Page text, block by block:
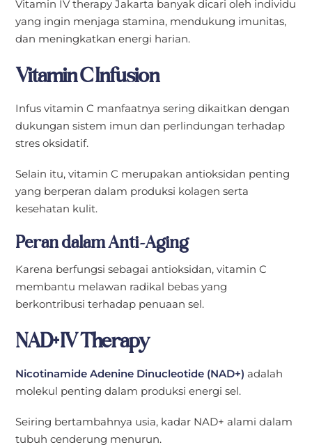
Vitamin IV therapy Jakarta banyak dicari oleh individu
yang ingin menjaga stamina, mendukung imunitas,
dan meningkatkan energi harian.
Vitamin C Infusion
Infus vitamin C manfaatnya sering dikaitkan dengan
dukungan sistem imun dan perlindungan terhadap
stres oksidatif.
Selain itu, vitamin C merupakan antioksidan penting
yang berperan dalam produksi kolagen serta
kesehatan kulit.
Peran dalam Anti-Aging
Karena berfungsi sebagai antioksidan, vitamin C
membantu melawan radikal bebas yang
berkontribusi terhadap penuaan sel.
NAD+ IV Therapy
Nicotinamide Adenine Dinucleotide (NAD+) adalah
molekul penting dalam produksi energi sel.
Seiring bertambahnya usia, kadar NAD+ alami dalam
tubuh cenderung menurun.